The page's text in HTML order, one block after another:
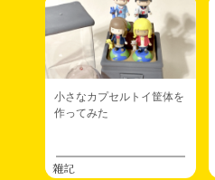
小さなカプセルトイ筐体を
作ってみた
雑記